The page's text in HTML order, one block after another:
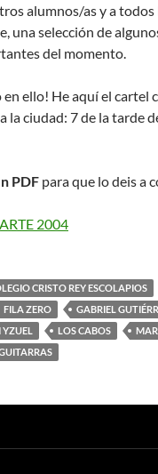
alumnos/as y a todos
una selección de
del momento.
ello! He aquí el cartel
la ciudad: 7 de la tarde
PDF para que lo deis a
2004
CRISTO REY ESCOLAPIOS
FILA ZERO
GABRIEL
YZUEL LOS CABOS